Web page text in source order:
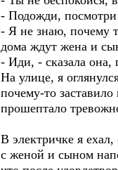
- Подожди, посмотри
- Я не знаю, почему
дома ждут жена и
- Иди, - сказала она,
На улице, я
почему-то
прошептало
В электричке я
с женой и сыном